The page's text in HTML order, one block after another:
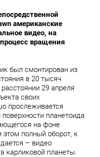
американские
видео, на
вращения
был смонтирован из
в 20 тысяч
29 апреля
своих
прослеживается
планетоида
на фоне
полный оборот, к
– видео
карликовой планеты.